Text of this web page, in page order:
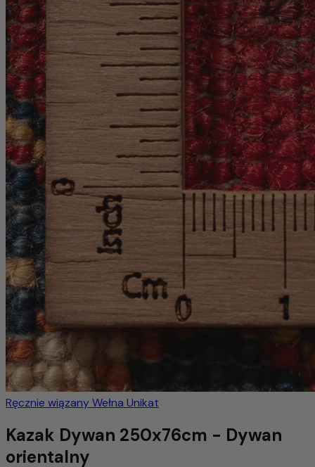
Ręcznie wiązanyWełna Unikat
Kazak Dywan 250x76cm - Dywan
orientalny